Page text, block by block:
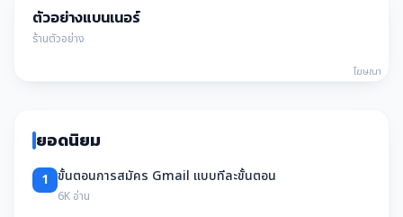
ตัวอย่างแบนเนอร์
ร้านตัวอย่าง
โฆษณา
ยอดนิยม
1 ขั้นตอนการสมัคร Gmail แบบทีละขั้นตอน
6K อ่าน